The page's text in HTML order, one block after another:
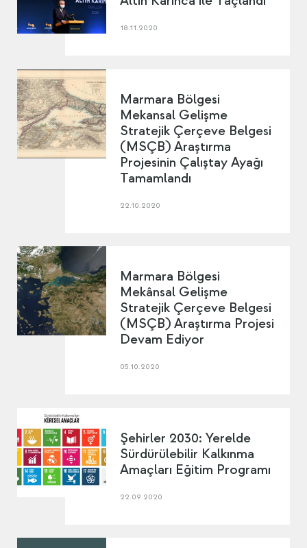
18.11.2020
Marmara Bölgesi
Mekansal Gelişme
Stratejik Çerçeve Belgesi
(MSÇB) Araştırma
Projesinin Çalıştay Ayağı
Tamamlandı
22.10.2020
Marmara Bölgesi
Mekânsal Gelişme
Stratejik Çerçeve Belgesi
(MSÇB) Araştırma Projesi
Devam Ediyor
05.10.2020
Şehirler 2030: Yerelde
Sürdürülebilir Kalkınma
Amaçları Eğitim Programı
22.09.2020